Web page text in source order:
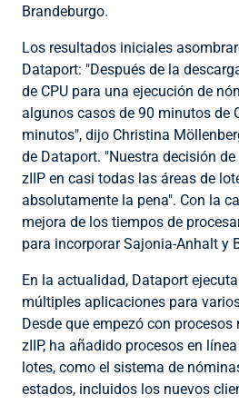
Brandeburgo.
Los resultados iniciales
Dataport: "Después de la
de CPU para una ejecución de
algunos casos de 90 minutos de
minutos", dijo Christina
de Dataport. "Nuestra decisión
zIIP en casi todas las áreas de
absolutamente la pena". Con la
mejora de los tiempos de
para incorporar Sajonia-Anhalt y
En la actualidad, Dataport
múltiples aplicaciones para
Desde que empezó con
zIIP, ha añadido procesos en
lotes, como el sistema de
estados, incluidos los nuevos